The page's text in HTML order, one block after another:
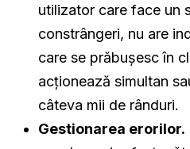
utilizator care face un
constrângeri, nu are
care se prăbușesc în
acționează simultan
câteva mii de rânduri.
Gestionarea erorilor.